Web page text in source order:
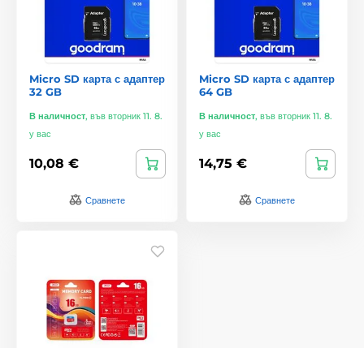
Micro SD карта с адаптер
32 GB
В наличност, във вторник 11. 8.
у вас
10,08 €
Сравнете
Micro SD карта с адаптер
64 GB
В наличност, във вторник 11. 8.
у вас
14,75 €
Сравнете